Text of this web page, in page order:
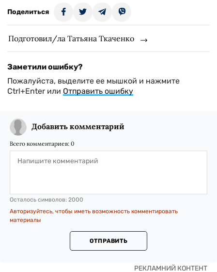
Поделиться
Подготовил/ла Татьяна Ткаченко
Заметили ошибку?
Пожалуйста, выделите ее мышкой и нажмите
Ctrl+Enter или Отправить ошибку
Добавить комментарий
Всего комментариев: 0
Осталось символов: 2000
Авторизуйтесь, чтобы иметь возможность комментировать
материалы
ОТПРАВИТЬ